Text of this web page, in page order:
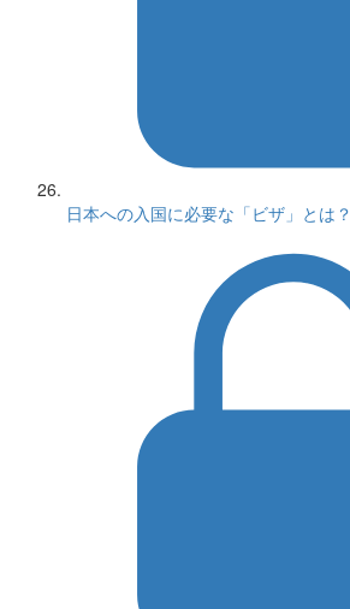
日本への入国に必要な「ビザ」とは？